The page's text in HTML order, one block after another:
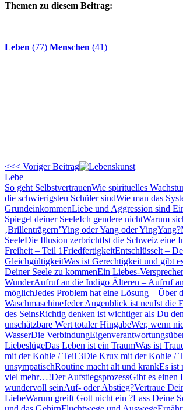
Themen zu diesem Beitrag:
Leben (77) Menschen (41)
<<< Voriger Beitrag
Lebe
So geht SelbstvertrauenWie spirituelles
die schwierigsten Schüler sindWie man das
GrundeinkommenLiebe und Aggression sind
Spiegel deiner SeeleIch gendere nichtWarum
‚Brillenträgern’Ying oder Yang oder YingYang?
SeeleDie Illusion zerbrichtIst die Schweiz eine
Freiheit – Teil 1FriedfertigkeitEntschlüsselt –
GleichgültigkeitWas ist Gerechtigkeit und gibt
Deiner Seele zu kommenEin Liebes-
WunderAufruf an die Indigo Älteren – Aufruf
möglichJedes Problem hat eine Lösung – Über
WaschmaschineJeder Augenblick ist neuIst die
des SeinsRichtig denken ist wichtiger als Du
unschätzbare Wert totaler HingabeWer, wenn
WasserDie Verbindung
LiebeslügeDas Leben ist ein TraumWas ist
mit der Kohle / Teil 3Die Krux mit der Kohle /
unsympatischRoutine macht alt und krankEs ist
viel mehr…!Der AufstiegsprozessGibt es einen
wundervoll seinAuf- oder Abstieg?Vertraue
LiebeWarum greift Gott nicht ein ?Lass Deine